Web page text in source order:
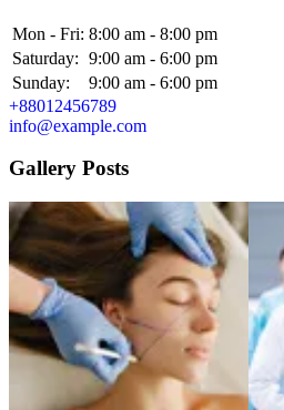
Mon - Fri: 8:00 am - 8:00 pm
Saturday: 9:00 am - 6:00 pm
Sunday:
9:00 am - 6:00 pm
+88012456789
info@example.com
Gallery Posts